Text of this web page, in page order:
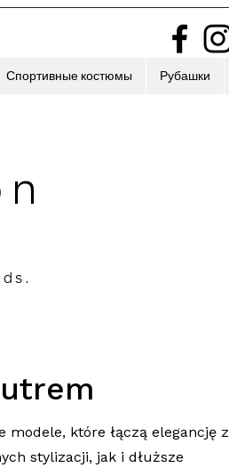
Спортивные костюмы Рубашки
które łączą elegancję z
stylizacji, jak i dłuższe